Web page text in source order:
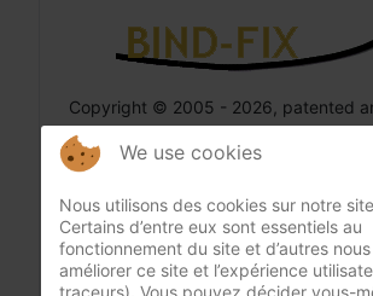
Copyright © 2005 - 2026, patented
by BIND-FIX PROFESSIONAL
Verkaufsangebot von Restware
Firmenauflösung
Ing. Hermann Payer, Privatperson
Seidlgasse 29, 1030 Wien
Tel. ++43/1/718 31 71, email:
We use cookies
Nous utilisons des cookies sur notre
Certains d’entre eux sont essentiels au
fonctionnement du site et d’autres
améliorer ce site et l’expérience
traceurs). Vous pouvez décider vous-